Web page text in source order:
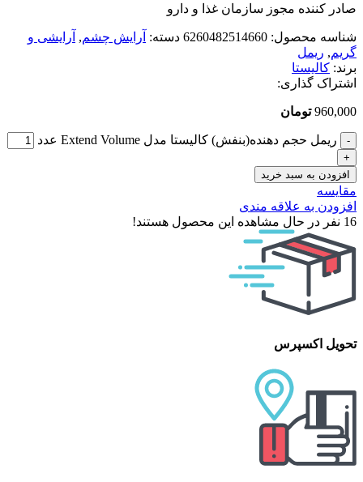
صادر کننده مجوز سازمان غذا و دارو
شناسه محصول: 6260482514660 دسته: آرایش چشم, آرایشی و
گریم, ریمل
برند: کالیستا
اشتراک گذاری:
960,000 تومان
ریمل حجم دهنده(بنفش) کالیستا مدل Extend Volume عدد
افزودن به سبد خرید
مقایسه
افزودن به علاقه مندی
16 نفر در حال مشاهده این محصول هستند!
تحویل اکسپرس